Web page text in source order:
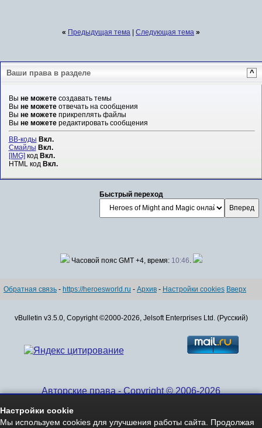
« Предыдущая тема | Следующая тема »
Ваши права в разделе ^
Вы не можетесоздавать темы
Вы не можетеотвечать на сообщения
Вы не можетеприкреплять файлы
Вы не можетередактировать сообщения
BB-коды Вкл.
Смайлы Вкл.
[IMG] код Вкл.
HTML код Вкл.
Быстрый переход
Часовой пояс GMT +4, время: 10:46
Обратная связь - https://heroesworld.ru - Архив - Настройки cookies Вверх
vBulletin v3.5.0, Copyright ©2000-2026, Jelsoft Enterprises Ltd. (Русский)
Авторские права - Copyright © 2006-2026
Настройки cookie
Мы используем cookies для улучшения работы сайта. Продолжая